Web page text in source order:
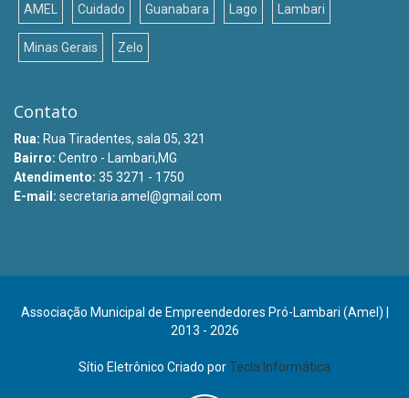
AMEL Cuidado Guanabara Lago Lambari
Minas Gerais Zelo
Contato
Rua: Rua Tiradentes, sala 05, 321
Bairro: Centro - Lambari,MG
Atendimento: 35 3271 - 1750
E-mail: secretaria.amel@gmail.com
Associação Municipal de Empreendedores Pró-Lambari (Amel) |
2013 - 2026
Sítio Eletrônico Criado porTecla Informática